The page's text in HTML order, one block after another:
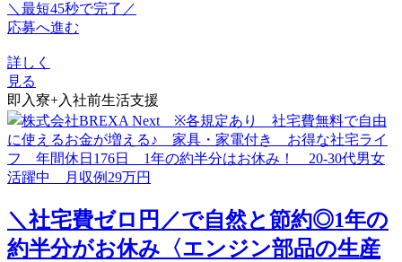
＼最短45秒で完了／
応募へ進む
詳しく
見る
即入寮+入社前生活支援
＼社宅費ゼロ円／で自然と節約◎1年の
約半分がお休み〈エンジン部品の生産